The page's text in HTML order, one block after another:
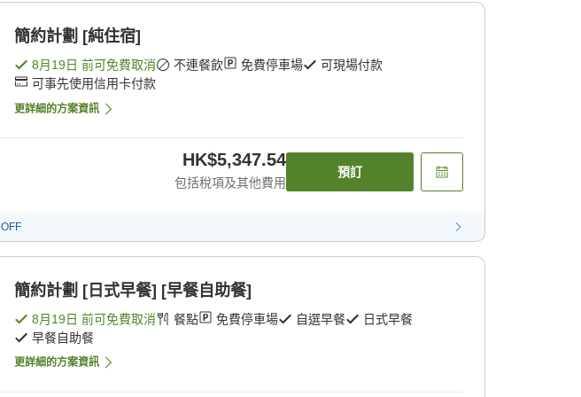
簡約計劃 [純住宿]
8月19日 前可免費取消 不連餐飲 免費停車場
可現場付款
可事先使用信用卡付款
更詳細的方案資訊
HK$5,347.54
包括稅項及其他費用
預訂
OFF
簡約計劃 [日式早餐] [早餐自助餐]
8月19日 前可免費取消 餐點 免費停車場 自選早餐
日式早餐
早餐自助餐
更詳細的方案資訊